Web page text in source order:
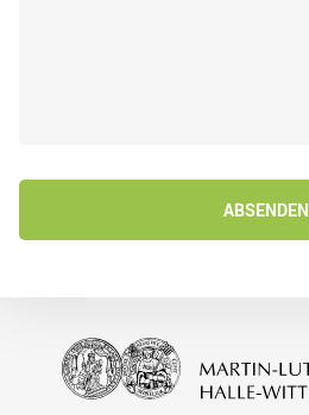
ABSENDEN